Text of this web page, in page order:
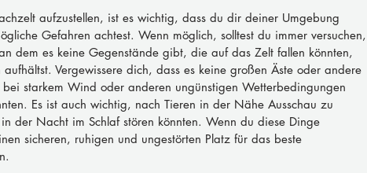
aufzustellen, ist es wichtig, dass du dir deiner Umgebung
Gefahren achtest. Wenn möglich, solltest du immer versuchen,
dem es keine Gegenstände gibt, die auf das Zelt fallen könnten,
Vergewissere dich, dass es keine großen Äste oder andere
starkem Wind oder anderen ungünstigen Wetterbedingungen
Es ist auch wichtig, nach Tieren in der Nähe Ausschau zu
der Nacht im Schlaf stören könnten. Wenn du diese Dinge
sicheren, ruhigen und ungestörten Platz für das beste